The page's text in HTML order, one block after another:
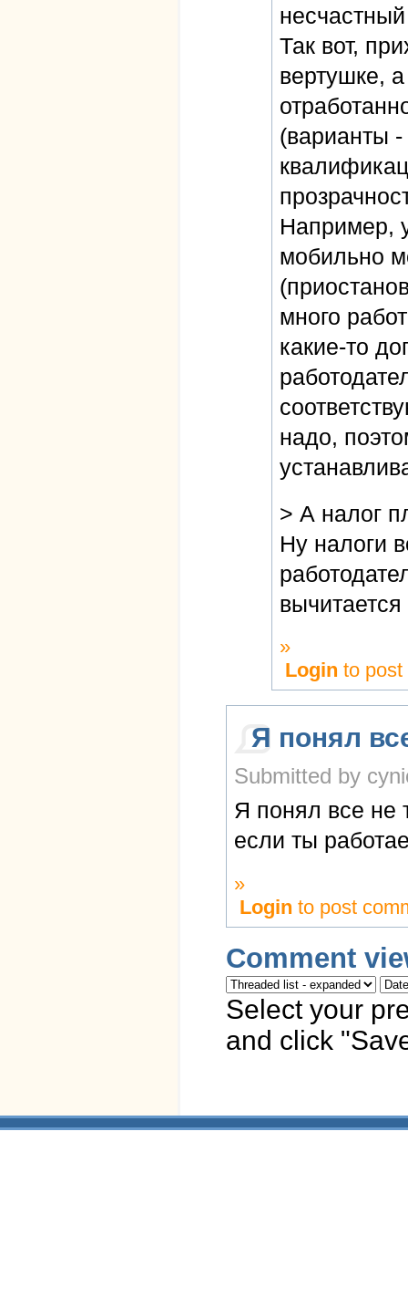
Так вот,
вертушке,
(варианты
Например,
мобильно
много
какие-то
надо,
> А налог
Ну налоги
вычитается
»
Login to post
Я понял
Submitted by
Я понял все не
если ты
»
Login to post
Comment
Select your
and click